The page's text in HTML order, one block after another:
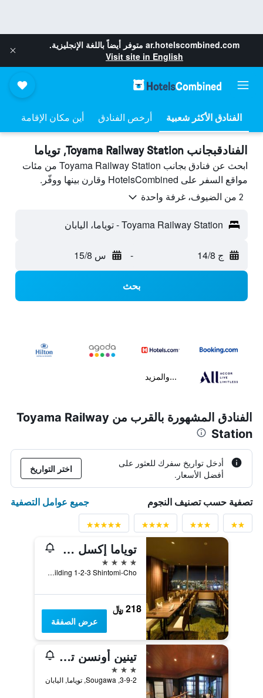
ar.hotelscombined.com متوفر أيضاً باللغة الإنجليزية.
Visit site in English
أرخص الفنادق أين مكان الإقامة
الفنادقبجانب Toyama Railway Station, توياما
ابحث عن فنادق بجانب Toyama Railway Station من مئات
مواقع السفر على HotelsCombined وقارن بينها ووفّر.
2 من الضيوف، غرفة واحدة
Toyama Railway Station - توياما، اليابان
ج 14/8 - س 15/8
بحث
...والمزيد
الفنادق المشهورة بالقرب من Toyama Railway
Station
أدخل تواريخ سفرك للعثور على
أفضل الأسعار.
اختر التواريخ
تصفية حسب تصنيف النجوم جميع عوامل التصفية
توياما إكسل هوتل طوكيو
4 نجوم
Cic Building 1-2-3 Shintomi-Cho, توياما, اليابان
218 ﷼
عرض الصفقة
تينين أونسن توياما تسوروغي نو يو أونيادو نونو
3 نجوم
3-9-2, Sougawa, توياما, اليابان